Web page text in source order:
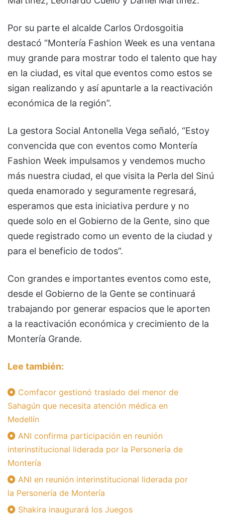
Por su parte el alcalde Carlos Ordosgoitia
destacó “Montería Fashion Week es una ventana
muy grande para mostrar todo el talento que hay
en la ciudad, es vital que eventos como estos se
sigan realizando y así apuntarle a la reactivación
económica de la región”.
La gestora Social Antonella Vega señaló, “Estoy
convencida que con eventos como Montería
Fashion Week impulsamos y vendemos mucho
más nuestra ciudad, el que visita la Perla del Sinú
queda enamorado y seguramente regresará,
esperamos que esta iniciativa perdure y no
quede solo en el Gobierno de la Gente, sino que
quede registrado como un evento de la ciudad y
para el beneficio de todos”.
Con grandes e importantes eventos como este,
desde el Gobierno de la Gente se continuará
trabajando por generar espacios que le aporten
a la reactivación económica y crecimiento de la
Montería Grande.
Lee también:
Comfacor gestionó traslado del menor de
Sahagún que necesita atención médica en
Medellín
ANI confirma participación en reunión
interinstitucional liderada por la Personería de
Montería
ANI en reunión interinstitucional liderada por
la Personería de Montería
Shakira inaugurará los Juegos